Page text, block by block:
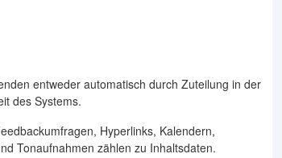
entweder automatisch durch Zuteilung in der
des Systems.
Hyperlinks, Kalendern,
Tonaufnahmen zählen zu Inhaltsdaten.